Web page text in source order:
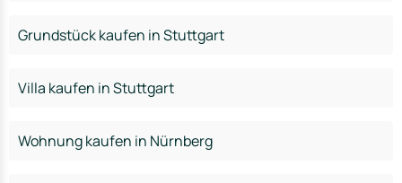
Grundstück kaufen in Stuttgart
Villa kaufen in Stuttgart
Wohnung kaufen in Nürnberg